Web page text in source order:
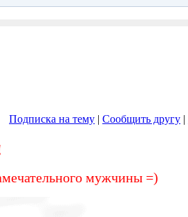
Подписка на тему | Сообщить другу |
мужчины =)